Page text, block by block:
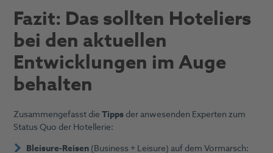
Fazit: Das sollten Hoteliers
bei den aktuellen
Entwicklungen im Auge
behalten
Zusammengefasst dieTippsder anwesenden Experten zum
Status Quo der Hotellerie:
Bleisure-Reisen(Business + Leisure) auf dem Vormarsch: